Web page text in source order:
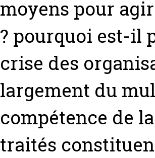
moyens pour
? pourquoi est-il
crise des
largement du
compétence de
traités